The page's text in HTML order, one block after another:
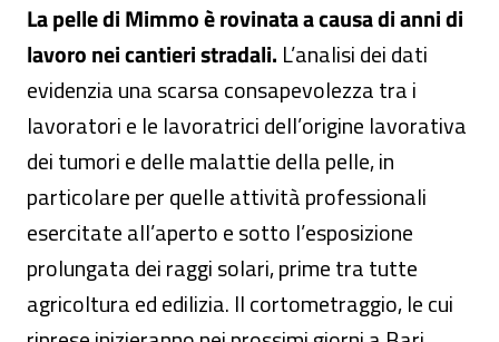
La pelle di Mimmo è rovinata a causa di anni di
lavoro nei cantieri stradali. L’analisi dei dati
evidenzia una scarsa consapevolezza tra i
lavoratori e le lavoratrici dell’origine lavorativa
dei tumori e delle malattie della pelle, in
particolare per quelle attività professionali
esercitate all’aperto e sotto l’esposizione
prolungata dei raggi solari, prime tra tutte
agricoltura ed edilizia. Il cortometraggio, le cui